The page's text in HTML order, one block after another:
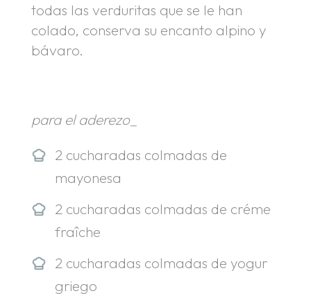
todas las verduritas que se le han
colado, conserva su encanto alpino y
bávaro.
para el aderezo_
2 cucharadas colmadas de
mayonesa
2 cucharadas colmadas de créme
fraîche
2 cucharadas colmadas de yogur
griego